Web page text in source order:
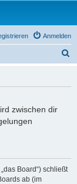
Anmelden
zwischen dir
Board“) schließt
ab (im